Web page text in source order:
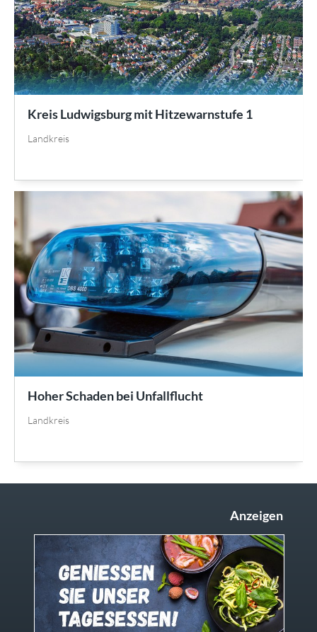
Kreis Ludwigsburg mit Hitzewarnstufe 1
Landkreis
Hoher Schaden bei Unfallflucht
Landkreis
Anzeigen